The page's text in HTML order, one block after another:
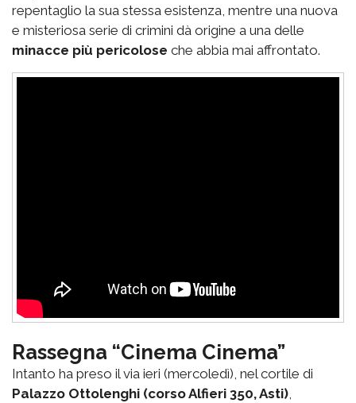
repentaglio la sua stessa esistenza, mentre una nuova
e misteriosa serie di crimini dà origine a una delle
minacce più pericolose che abbia mai affrontato.
Rassegna “Cinema Cinema”
Intanto ha preso il via ieri (mercoledì), nel cortile di
Palazzo Ottolenghi (corso Alfieri 350, Asti),